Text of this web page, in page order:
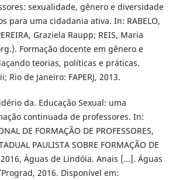
sexualidade, gênero e diversidade
para uma cidadania ativa. In: RABELO,
Graziela Raupp; REIS, Maria
Formação docente em gênero e
teorias, políticas e práticas.
Rio de Janeiro: FAPERJ, 2013.
da. Educação Sexual: uma
continuada de professores. In:
DE FORMAÇÃO DE PROFESSORES,
PAULISTA SOBRE FORMAÇÃO DE
2016, Águas de Lindóia. Anais [...]. Águas
2016. Disponível em: